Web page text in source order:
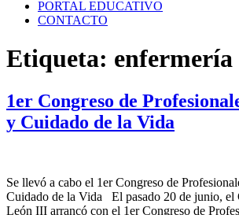
PORTAL EDUCATIVO
CONTACTO
Etiqueta: enfermería
1er Congreso de
y Cuidado de la Vida
Se llevó a cabo el 1er Congreso de
Cuidado de la Vida El pasado 20 de junio,
León III arrancó con el 1er Congreso de